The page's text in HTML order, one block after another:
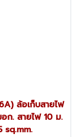
ล้อเก็บสายไฟ
ก. สายไฟ 10 ม.
sq.mm.